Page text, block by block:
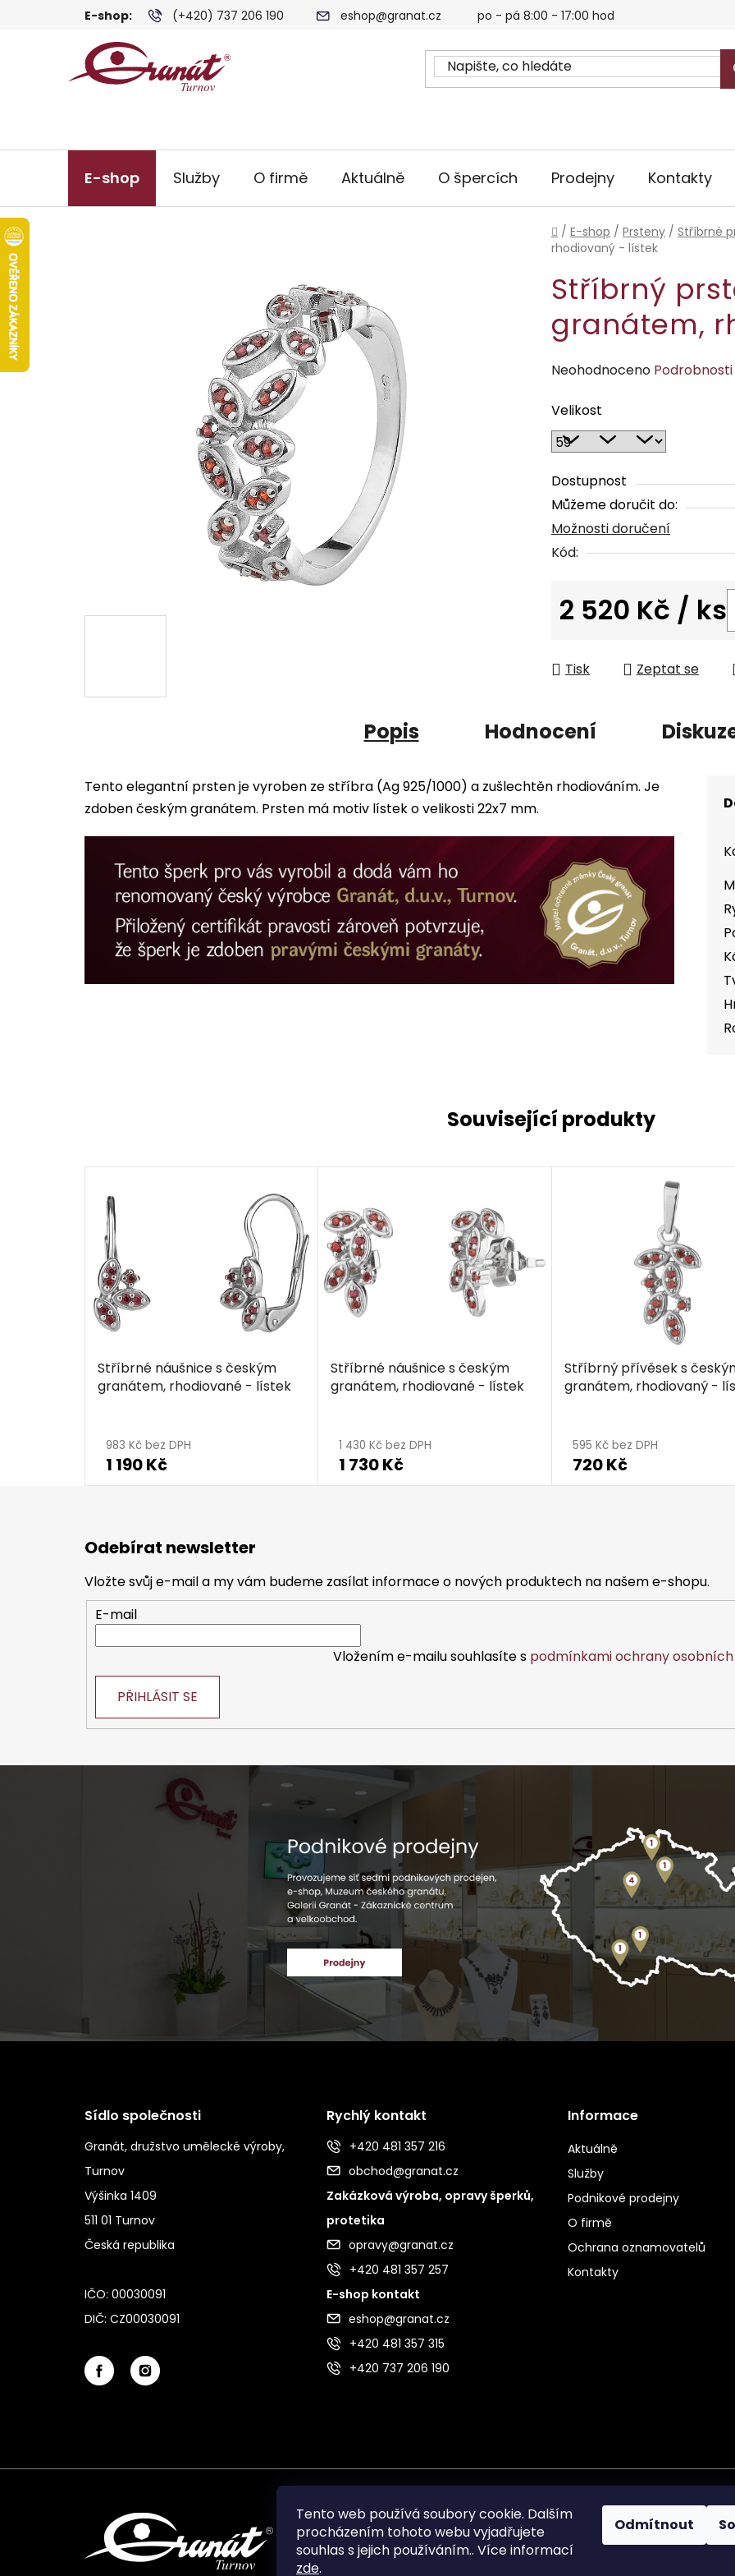
Tento web používá soubory cookie. Dalším
procházením tohoto webu vyjadřujete
souhlas s jejich používáním.. Více informací
zde.
Odmítnout
E-shop: (+420) 737 206 190 eshop@granat.cz po - pá 8:00 - 17:00 hod
E-shop Služby O firmě Aktuálně O špercích Prodejny Kontakty
Domů
/ E-shop / Prsteny / Stříbrné
rhodiovaný - lístek
Stříbrný
granátem,
Průměrné
produktu
je
0,0
z
5
hvězdiček.
Neohodnoceno
Velikost
Dostupnost
Můžeme doručit do:
Možnosti doručení
Kód:
2 520 Kč / ks
Tisk Zeptat se
Popis Hodnocení
Tento elegantní prsten je vyroben ze stříbra (Ag 925/1000) a zušlechtěn rhodiováním. Je
zdoben českým granátem. Prsten má motiv lístek o velikosti 22x7 mm.
Související produkty
Stříbrné náušnice s českým
granátem, rhodiované - lístek
983 Kč bez DPH
1 190 Kč
Stříbrné náušnice s českým
granátem, rhodiované - lístek
1 430 Kč bez DPH
1 730 Kč
Stříbrný přívěsek s
granátem, rhodiovaný -
595 Kč bez DPH
720 Kč
Odebírat newsletter
Vložte svůj e-mail a my vám budeme zasílat informace o nových produktech na našem e-shopu.
E-mail
Vložením e-mailu souhlasíte s podmínkami ochrany osobních
PŘIHLÁSIT SE
Sídlo společnosti
Granát, družstvo umělecké výroby,
Turnov
Výšinka 1409
511 01 Turnov
Česká republika
IČO: 00030091
DIČ: CZ00030091
Rychlý kontakt
+420 481 357 216
obchod@granat.cz
Zakázková výroba, opravy šperků,
protetika
opravy@granat.cz
+420 481 357 257
E-shop kontakt
eshop@granat.cz
+420 481 357 315
+420 737 206 190
Informace
Aktuálně
Služby
Podnikové prodejny
O firmě
Ochrana oznamovatelů
Kontakty